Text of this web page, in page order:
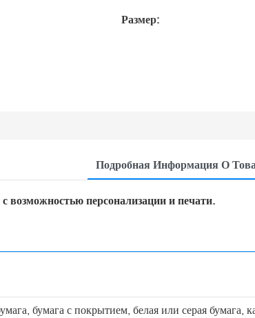
Размер:
Подробная Информация О
возможностью персонализации и печати.
бумага с покрытием, белая или серая бумага,